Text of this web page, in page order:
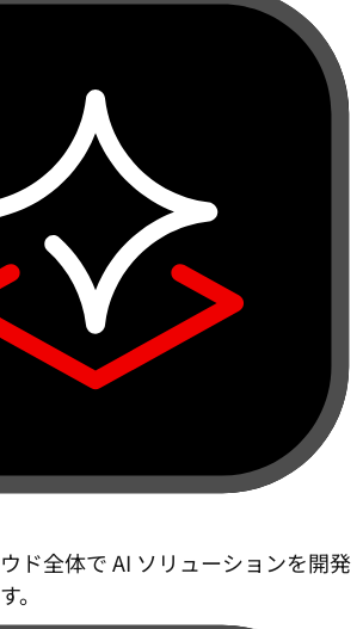
ド全体で AI ソリューションを開発
。